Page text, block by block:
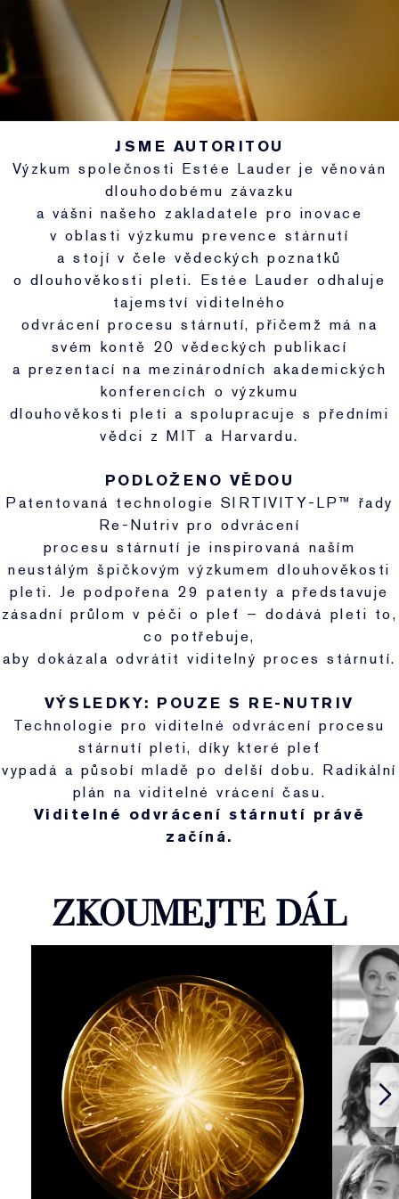
JSME AUTORITOU
Výzkum společnosti Estée Lauder je věnován
dlouhodobému závazku
a vášni našeho zakladatele pro inovace
v oblasti výzkumu prevence stárnutí
a stojí v čele vědeckých poznatků
o dlouhověkosti pleti. Estée Lauder odhaluje
tajemství viditelného
odvrácení procesu stárnutí, přičemž má na
svém kontě 20 vědeckých publikací
a prezentací na mezinárodních akademických
konferencích o výzkumu
dlouhověkosti pleti a spolupracuje s předními
vědci z MIT a Harvardu.
PODLOŽENO VĚDOU
Patentovaná technologie SIRTIVITY-LP™ řady
Re-Nutriv pro odvrácení
procesu stárnutí je inspirovaná naším
neustálým špičkovým výzkumem dlouhověkosti
pleti. Je podpořena 29 patenty a představuje
zásadní průlom v péči o pleť – dodává pleti to,
co potřebuje,
aby dokázala odvrátit viditelný proces stárnutí.
VÝSLEDKY: POUZE S RE-NUTRIV
Technologie pro viditelné odvrácení procesu
stárnutí pleti, díky které pleť
vypadá a působí mladě po delší dobu. Radikální
plán na viditelné vrácení času.
Viditelné odvrácení stárnutí právě
začíná.
ZKOUMEJTE DÁL